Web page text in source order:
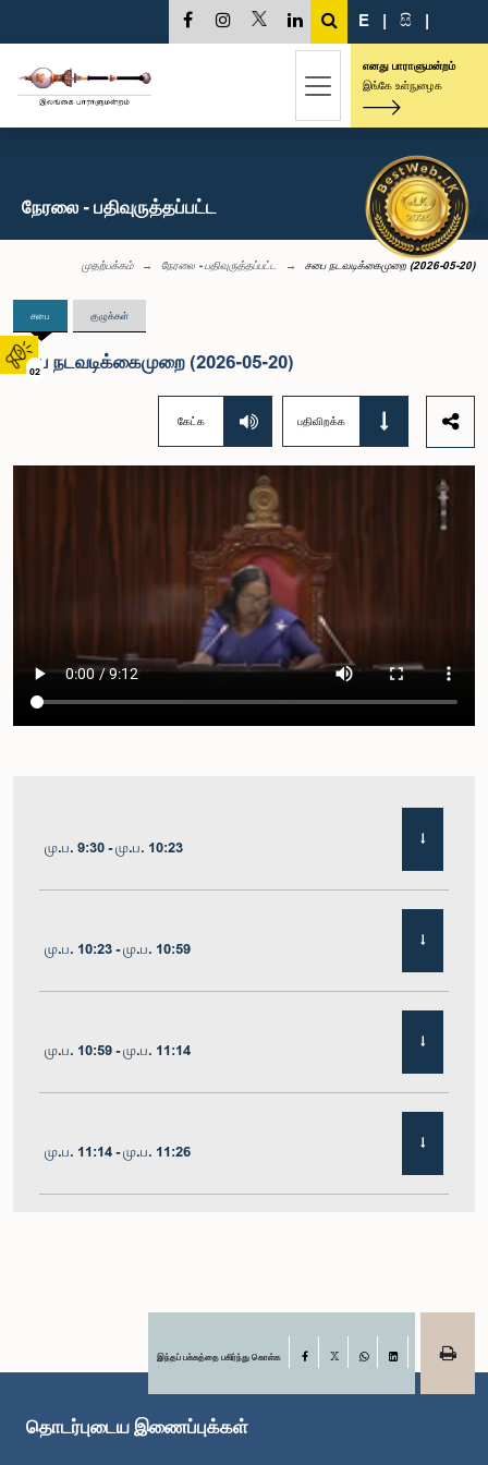
02
E | සි |
எனது பாராளுமன்றம்
இங்கே உள்நுழைக
நேரலை - பதிவுருத்தப்பட்ட
முதற்பக்கம் நேரலை - பதிவுருத்தப்பட்ட சபை நடவடிக்கைமுறை (2026-05-20)
சபை குழுக்கள்
சபை நடவடிக்கைமுறை (2026-05-20)
கேட்க பதிவிறக்க
மு.ப. 9:30 - மு.ப. 10:23
மு.ப. 10:23 - மு.ப. 10:59
மு.ப. 10:59 - மு.ப. 11:14
மு.ப. 11:14 - மு.ப. 11:26
மு.ப. 11:38 - மு.ப. 11:48இந்தப் பக்கத்தை பகிர்ந்து கொள்க Facebook
LinkedIn
தொடர்புடைய இணைப்புக்கள்